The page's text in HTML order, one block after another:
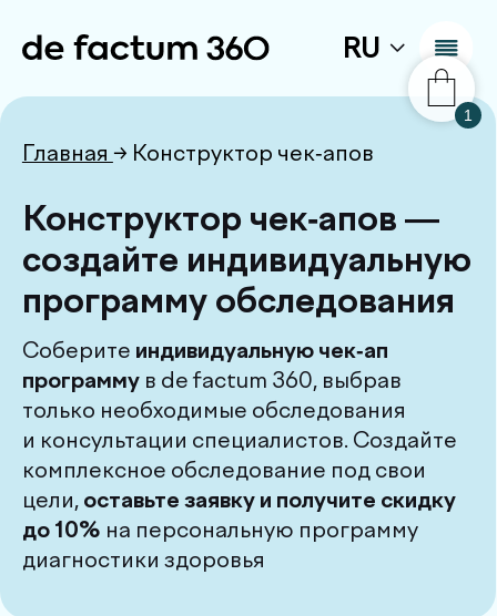
Конструктор чек-апов —
создайте индивидуальную
программу обследования
Соберите
индивидуальную чек-ап
программув de factum 360, выбрав
и консультации специалистов. Создайте
комплексное обследование под свои
цели, оставьте заявку и получите скидку
на персональную программу
диагностики здоровья
1